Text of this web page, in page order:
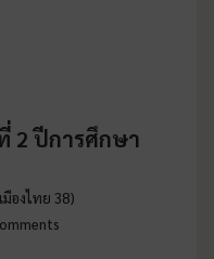
2 ปีการศึกษา
มืองไทย 38)